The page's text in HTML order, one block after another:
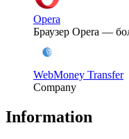
Opera
Браузер Opera —
WebMoney Transfer
Company
Information